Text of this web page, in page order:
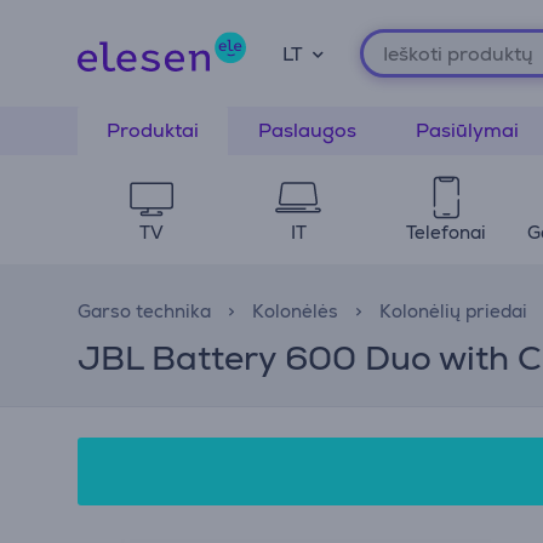
LT
Produktai Paslaugos Pasiūlymai
TV IT Telefonai
Garso technika Kolonėlės Kolonėlių priedai
JBL Battery 600 Duo with